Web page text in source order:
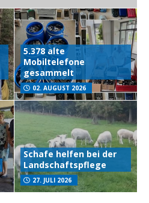
5.378 alte
Mobiltelefone
gesammelt
02. AUGUST 2026
Schafe helfen bei der
Landschaftspflege
27. JULI 2026